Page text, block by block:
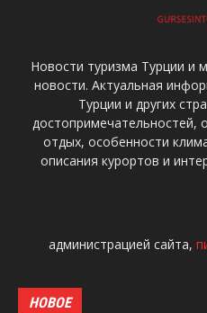
Новости туризма Турции и
новости. Актуальная
Турции и других
достопримечательностей,
отдых, особенности
описания курортов и
администрацией сайта,
НОВОЕ